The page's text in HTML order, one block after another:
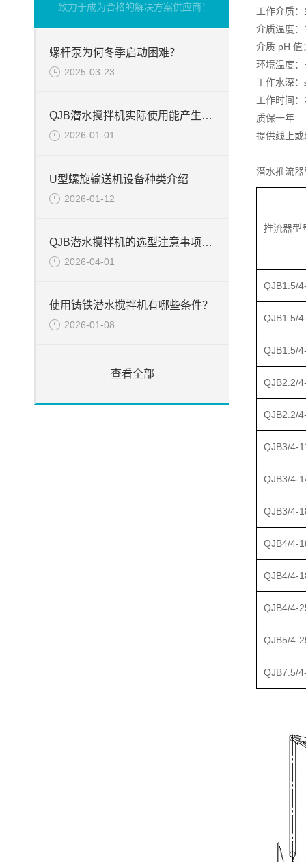
致力于成为合格的解决方案供应商！
螺杆泵为何冬季启动困难？
2025-03-23
QJB潜水搅拌机实际使用能产生的作用
2026-01-01
U型螺旋输送机设备种类介绍
2026-01-12
QJB潜水搅拌机的选型注意事项周知
2026-04-01
使用铸铁潜水搅拌机有哪些条件？
2026-01-08
查看全部
工作介质
介质温度
介质 pH 值
环境温度
工作水深
工作时间
质保一年
提供线上
潜水推流
推流器型
QJB1.5/
QJB1.5/
QJB1.5/
QJB2.2/
QJB2.2/
QJB3/4-
QJB3/4-
QJB3/4-
QJB4/4-
QJB4/4-
QJB4/4-
QJB5/4-
QJB7.5/